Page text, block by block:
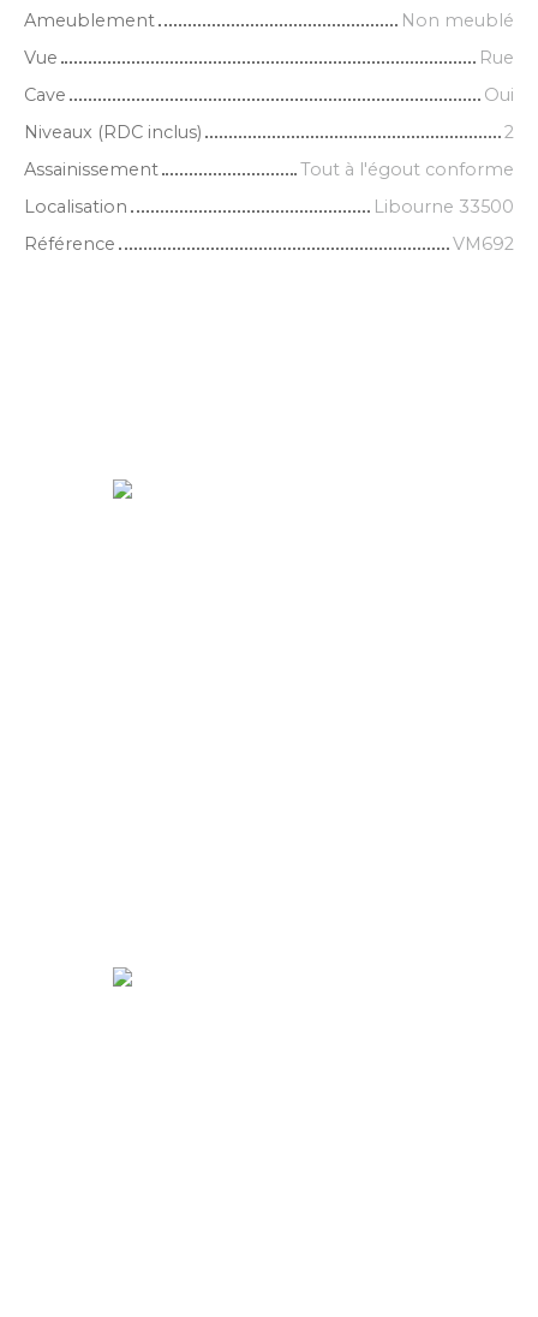
Ameublement
Non meublé
Vue
Rue
Cave
Oui
Niveaux (RDC inclus)
2
Assainissement
Tout à l'égout conforme
Localisation
Libourne 33500
Référence
VM692